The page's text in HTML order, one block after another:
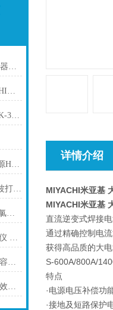
MA-522-01 电阻焊用压力传感器MIYACHI米亚基
精品分析AMADA天田MIYACHI米亚基 MM-123B 高精度电阻焊接检测器
池田屋原装KURABO搅拌机KK-300SSE产品介绍技术参数
池田屋原装HOYA紫外LED光源H-1VC II产品介绍技术参
池田屋原装MINIM0电动超声波打磨机US21-P30
池田屋现货WAK-CIO.DP残余氯测试包KYORITSURIKA/共立理化
池田屋原装ENERGYS 氧分析仪 SH-204-CW产品介绍技术参
池田屋精品！光津精机真空兼容旋转平台 MVSA05B-RT02 参数介绍
池田屋新品推出柴田科学收集效率测量装置 AP-632F
详情介绍
MIYACHI米亚基
MIYACHI米亚基
直流逆变式焊接
通过精确控制电
获得高品质的大
S-600A/800A/
特点
·电源电压补偿功
·接地及短路保护